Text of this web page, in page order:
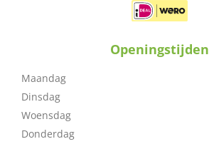
Openingstijden
Maandag
Dinsdag
Woensdag
Donderdag